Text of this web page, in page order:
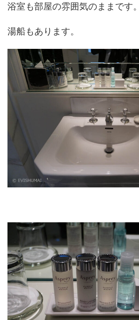
浴室も部屋の雰囲気のままです。
湯船もあります。